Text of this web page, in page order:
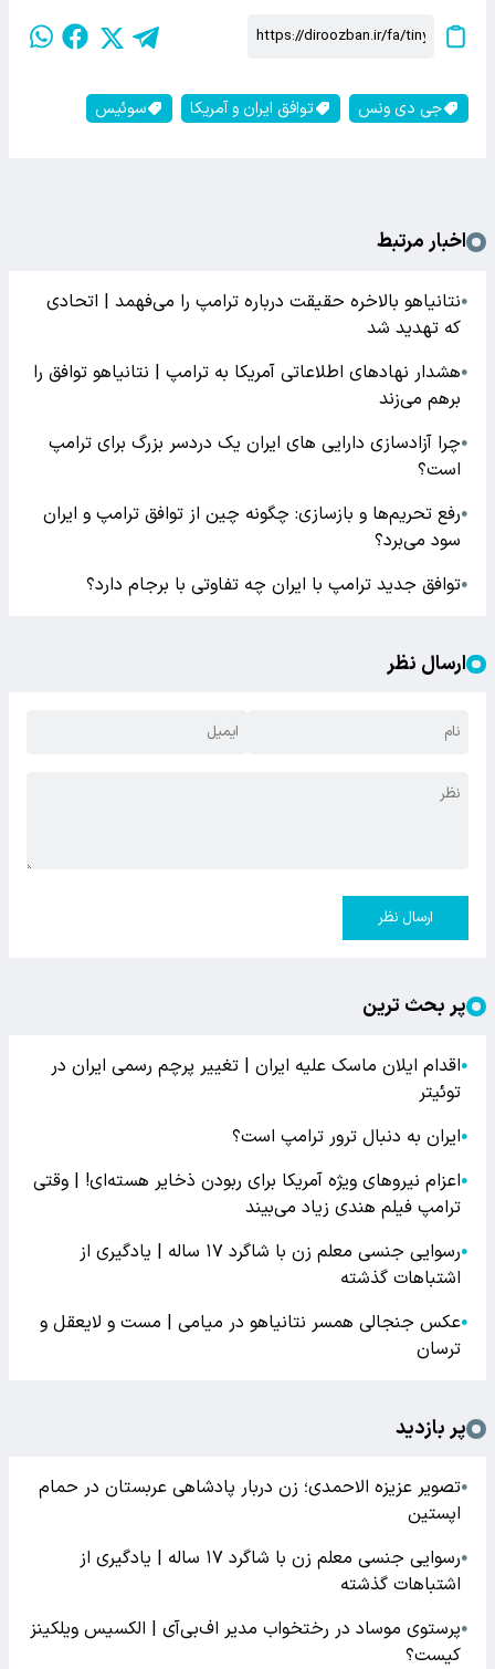
جی دی ونس توافق ایران و آمریکا سوئیس
اخبار مرتبط
●نتانیاهو بالاخره حقیقت درباره ترامپ را می‌فهمد | اتحادی
که تهدید شد
●هشدار نهادهای اطلاعاتی آمریکا به ترامپ | نتانیاهو توافق را
برهم می‌زند
●چرا آزادسازی دارایی های ایران یک دردسر بزرگ برای ترامپ
است؟
●رفع تحریم‌ها و بازسازی: چگونه چین از توافق ترامپ و ایران
سود می‌برد؟
●توافق جدید ترامپ با ایران چه تفاوتی با برجام دارد؟
ارسال نظر
ارسال نظر
پر بحث ترین
●اقدام ایلان ماسک علیه ایران | تغییر پرچم رسمی ایران در
توئیتر
●ایران به دنبال ترور ترامپ است؟
●اعزام نیروهای ویژه آمریکا برای ربودن ذخایر هسته‌ای! | وقتی
ترامپ فیلم هندی زیاد می‌بیند
●
رسوایی جنسی معلم زن با شاگرد ۱۷ ساله | یادگیری از
اشتباهات گذشته
●عکس جنجالی همسر نتانیاهو در میامی | مست و لایعقل و
ترسان
پر بازدید
●تصویر عزیزه الاحمدی؛ زن دربار پادشاهی عربستان در حمام
اپستین
●
رسوایی جنسی معلم زن با شاگرد ۱۷ ساله | یادگیری از
اشتباهات گذشته
●پرستوی موساد در رختخواب مدیر اف‌بی‌آی | الکسیس ویلکینز
کیست؟